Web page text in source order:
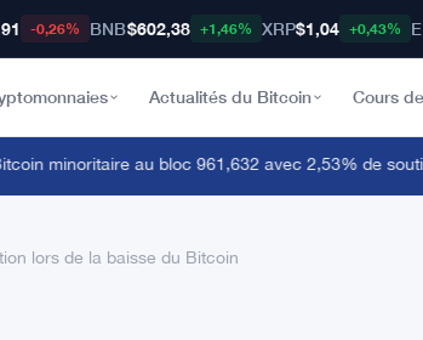
-0,26% BNB$602,38 +1,46% XRP$1,04 +0,43%
Actualités du Bitcoin Cours
minoritaire au bloc 961,632 avec 2,53% de soutien
lors de la baisse du Bitcoin